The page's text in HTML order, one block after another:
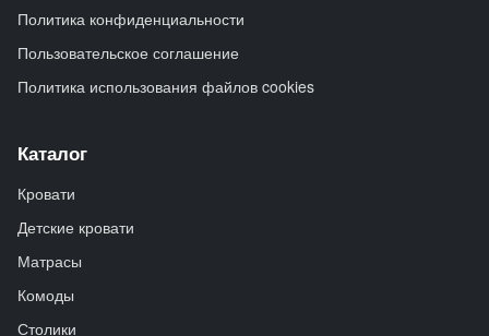
Политика конфиденциальности
Пользовательское соглашение
Политика использования файлов cookies
Каталог
Кровати
Детские кровати
Матрасы
Комоды
Столики